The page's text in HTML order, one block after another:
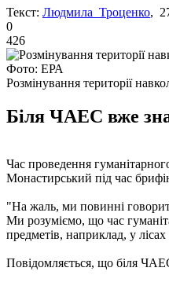
Текст: Людмила Троценко,
0
426
Фото: ЕРА
Розмінування території
Біля ЧАЕС вже
Час проведення
Монастирський під час
"На жаль, ми повинні
Ми розуміємо, що час
предметів, наприклад, у
Повідомляється, що біля